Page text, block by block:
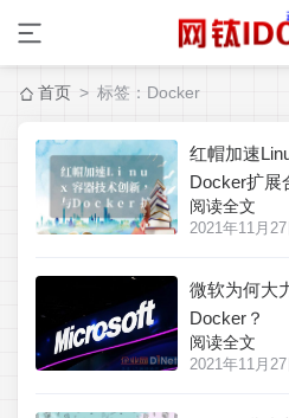
首页 > 标签：Docker
红帽加速
Docker扩
企业Linux高
PaaS平台中
阅读全文
2021年11月27
微软为何大
Docker？
阅读全文
2021年11月27